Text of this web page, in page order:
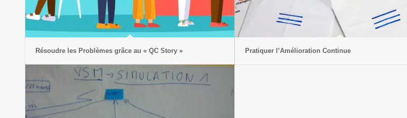
Résoudre les Problèmes grâce au « QC Story » Pratiquer l’Amélioration Continue